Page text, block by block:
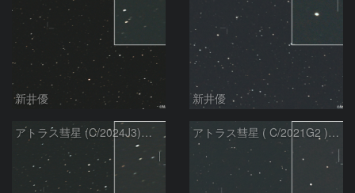
新井優 新井優
アトラス彗星 (C/2024J3)：2026/07/26 アトラス彗星 ( C/2021G2 )：2026/07/09